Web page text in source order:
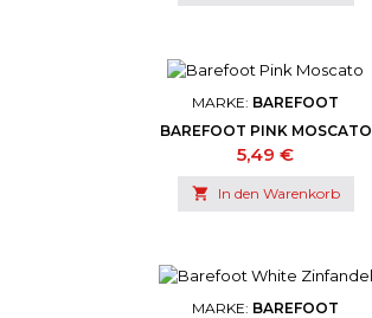
MARKE: BAREFOOT
BAREFOOT PINK MOSCATO
Preis
5,49 €
 In den Warenkorb
MARKE: BAREFOOT